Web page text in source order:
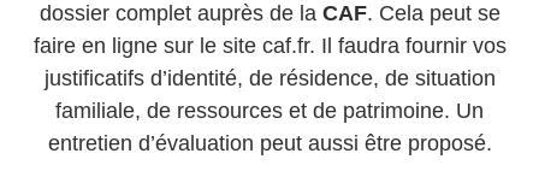
dossier complet auprès de la CAF. Cela peut se
faire en ligne sur le site caf.fr. Il faudra fournir vos
justificatifs d’identité, de résidence, de situation
familiale, de ressources et de patrimoine. Un
entretien d’évaluation peut aussi être proposé.